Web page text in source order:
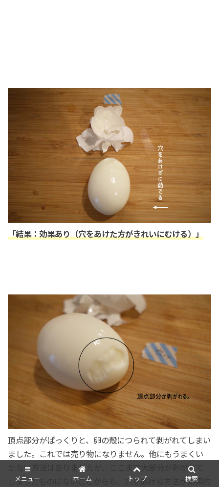
「結果：効果あり（穴をあけた方がきれいにむける）」
頂点部分がぱっくりと、卵の殻につられて剥がれてしまい
ました。これでは売り物になりません。他にもうまくい
かない方法はありましたが、ここまで大部分が剥がれて
しまったものはないことからも、穴をあける方法が効果的
メニュー ホーム トップ 検索